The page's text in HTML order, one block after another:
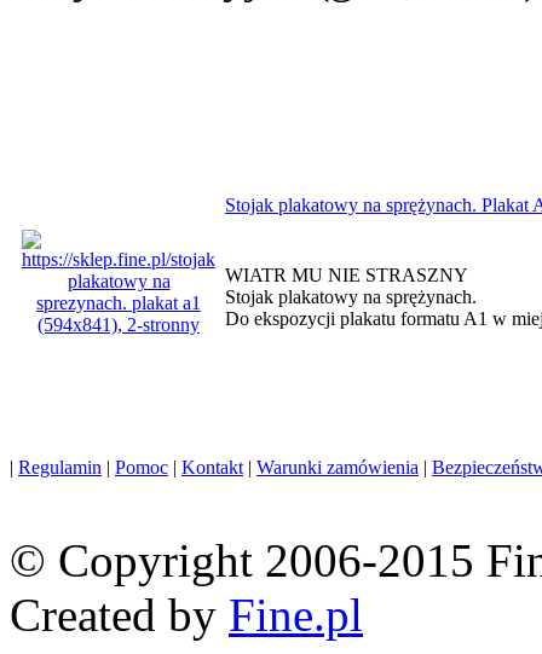
Stojak plakatowy na sprężynach. Plakat
WIATR MU NIE STRASZNY
Stojak plakatowy na sprężynach.
Do ekspozycji plakatu formatu A1 w
| Regulamin | Pomoc | Kontakt | Warunki zamówienia |
© Copyright 2006-2015
Created by Fine.pl